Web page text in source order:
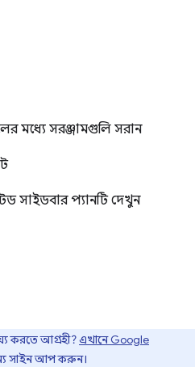
মধ্যে সরঞ্জামগুলি সরান
সাইডবার প্যানটি দেখুন
করতে আগ্রহী?এখানে Google
সাইন আপ করুন।